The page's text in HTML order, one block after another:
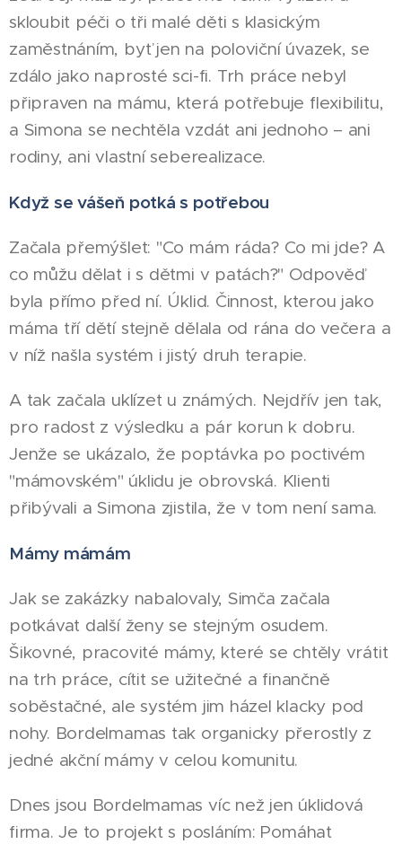
skloubit péči o tři malé děti s klasickým
zaměstnáním, byť jen na poloviční úvazek, se
zdálo jako naprosté sci-fi. Trh práce nebyl
připraven na mámu, která potřebuje flexibilitu,
a Simona se nechtěla vzdát ani jednoho – ani
rodiny, ani vlastní seberealizace.
Když se vášeň potká s potřebou
Začala přemýšlet: "Co mám ráda? Co mi jde? A
co můžu dělat i s dětmi v patách?" Odpověď
byla přímo před ní. Úklid. Činnost, kterou jako
máma tří dětí stejně dělala od rána do večera a
v níž našla systém i jistý druh terapie.
A tak začala uklízet u známých. Nejdřív jen tak,
pro radost z výsledku a pár korun k dobru.
Jenže se ukázalo, že poptávka po poctivém
"mámovském" úklidu je obrovská. Klienti
přibývali a Simona zjistila, že v tom není sama.
Mámy mámám
Jak se zakázky nabalovaly, Simča začala
potkávat další ženy se stejným osudem.
Šikovné, pracovité mámy, které se chtěly vrátit
na trh práce, cítit se užitečné a finančně
soběstačné, ale systém jim házel klacky pod
nohy. Bordelmamas tak organicky přerostly z
jedné akční mámy v celou komunitu.
Dnes jsou Bordelmamas víc než jen úklidová
firma. Je to projekt s posláním: Pomáhat